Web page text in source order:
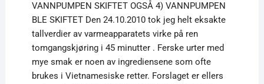
VANNPUMPEN SKIFTET OGSÅ 4) VANNPUMPEN
BLE SKIFTET Den 24.10.2010 tok jeg helt eksakte
tallverdier av varmeapparatets virke på ren
tomgangskjøring i 45 minutter . Ferske urter med
mye smak er noen av ingrediensene som ofte
brukes i Vietnamesiske retter. Forslaget er ellers